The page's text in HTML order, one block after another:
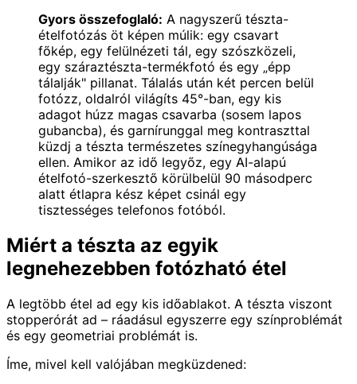
Gyors összefoglaló: A nagyszerű tészta-
ételfotózás öt képen múlik: egy csavart
főkép, egy felülnézeti tál, egy szószközeli,
egy száraztészta-termékfotó és egy „épp
tálalják" pillanat. Tálalás után két percen belül
fotózz, oldalról világíts 45°-ban, egy kis
adagot húzz magas csavarba (sosem lapos
gubancba), és garnírunggal meg kontraszttal
küzdj a tészta természetes színegyhangúsága
ellen. Amikor az idő legyőz, egy AI-alapú
ételfotó-szerkesztő körülbelül 90 másodperc
alatt étlapra kész képet csinál egy
tisztességes telefonos fotóból.
Miért a tészta az egyik
legnehezebben fotózható étel
A legtöbb étel ad egy kis időablakot. A tészta viszont
stopperórát ad – ráadásul egyszerre egy színproblémát
és egy geometriai problémát is.
Íme, mivel kell valójában megküzdened: